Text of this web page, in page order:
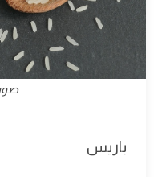
باريس